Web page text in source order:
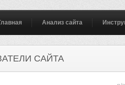
Анализ сайта
САЙТА